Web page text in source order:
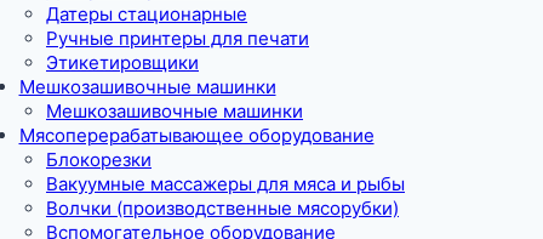
Датеры стационарные
Ручные принтеры для печати
Этикетировщики
Мешкозашивочные машинки
Мешкозашивочные машинки
Мясоперерабатывающее оборудование
Блокорезки
Вакуумные массажеры для мяса и рыбы
Волчки (производственные мясорубки)
Вспомогательное оборудование